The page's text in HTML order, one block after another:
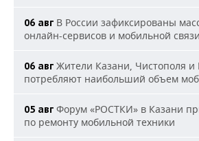
06 авг В России зафиксированы
онлайн-сервисов и мобильной связи
06 авг Жители Казани, Чистополя и
потребляют наибольший объем
05 авг Форум «РОСТКИ» в Казани
по ремонту мобильной техники